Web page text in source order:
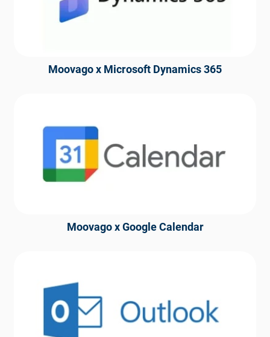
Moovago x Microsoft Dynamics 365
Moovago x Google Calendar